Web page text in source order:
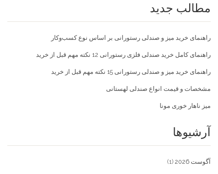
مطالب جدید
راهنمای خرید میز و صندلی رستورانی بر اساس نوع کسب‌و‌کار
راهنمای کامل خرید صندلی فلزی رستورانی 12 نکته مهم قبل از خرید
راهنمای خرید میز و صندلی رستورانی 15 نکته مهم قبل از خرید
مشخصات و قیمت انواع صندلی لهستانی
میز ناهار خوری مونا
آرشیوها
آگوست 2026 (1)